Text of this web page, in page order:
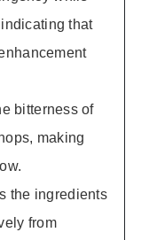
that
bitterness of
making
the ingredients
from